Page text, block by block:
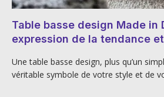
Table basse design Made in
expression de la tendance
Une table basse design, plus qu’un
véritable symbole de votre style et de